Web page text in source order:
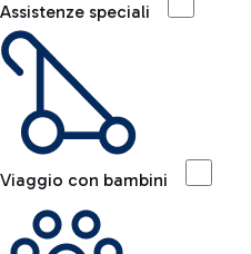
Assistenze speciali
Viaggio con bambini